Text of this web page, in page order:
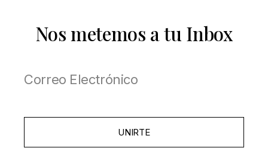
Nos metemos a tu Inbox
UNIRTE